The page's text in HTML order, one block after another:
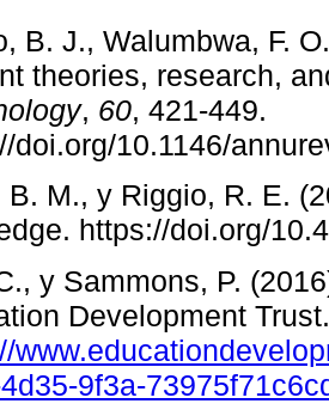
B. J., Walumbwa, F.
theories, research,
, 60, 421-449.
doi.org/10.1146/
B. M., y Riggio, R. E.
https://doi.org/
y Sammons, P.
Development Trust.
9f3a-